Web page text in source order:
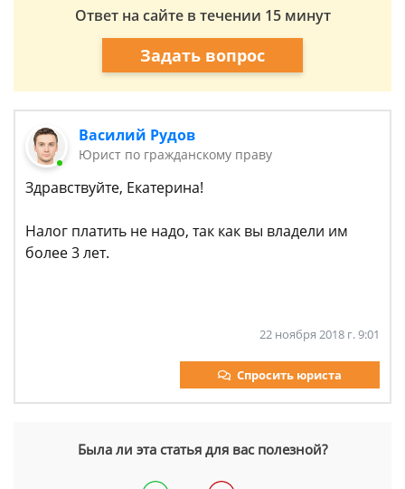
Ответ на сайте в течении 15 минут
Задать вопрос
Василий Рудов
Юрист по гражданскому праву
Здравствуйте, Екатерина!
Налог платить не надо, так как вы владели им
более 3 лет.
22 ноября 2018 г. 9:01
Спросить юриста
Была ли эта статья для вас полезной?